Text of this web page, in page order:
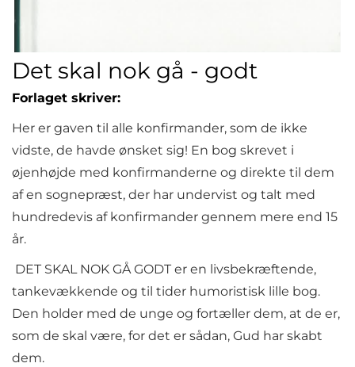
Det skal nok gå - godt
Forlaget skriver:
Her er gaven til alle konfirmander, som de ikke
vidste, de havde ønsket sig! En bog skrevet i
øjenhøjde med konfirmanderne og direkte til dem
af en sognepræst, der har undervist og talt med
hundredevis af konfirmander gennem mere end 15
år.
DET SKAL NOK GÅ GODT er en livsbekræftende,
tankevækkende og til tider humoristisk lille bog.
Den holder med de unge og fortæller dem, at de er,
som de skal være, for det er sådan, Gud har skabt
dem.